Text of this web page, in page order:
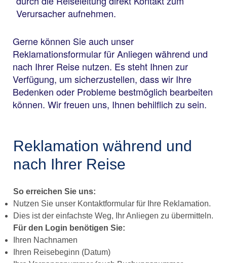
Verursacher aufnehmen.
Gerne können Sie auch unser
Reklamationsformular für Anliegen während und
nach Ihrer Reise nutzen. Es steht Ihnen zur
Verfügung, um sicherzustellen, dass wir Ihre
Bedenken oder Probleme bestmöglich bearbeiten
können. Wir freuen uns, Ihnen behilflich zu sein.